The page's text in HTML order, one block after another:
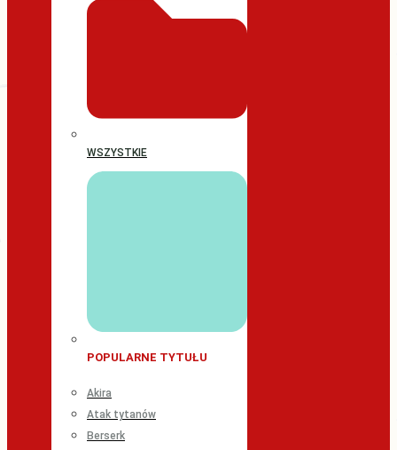
WSZYSTKIE
POPULARNE TYTUŁU
Akira
Atak tytanów
Berserk